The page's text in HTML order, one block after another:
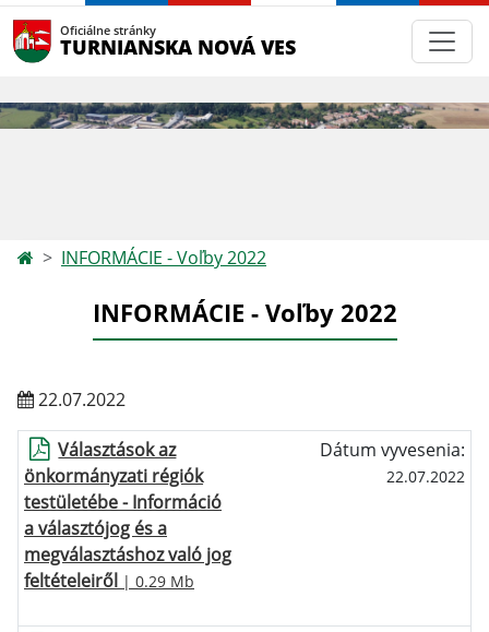
Oficiálne stránky
TURNIANSKA NOVÁ VES
INFORMÁCIE - Voľby 2022
INFORMÁCIE - Voľby 2022
22.07.2022
Választások az
önkormányzati régiók
testületébe - Információ
a választójog és a
megválasztáshoz való jog
feltételeiről | 0.29 Mb
Dátum vyvesenia:
22.07.2022